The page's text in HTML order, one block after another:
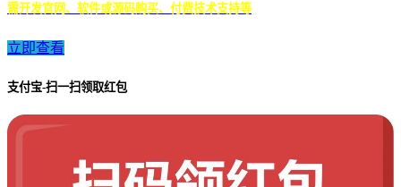
需开发官网、软件或源码购买、付费技术支持等
立即查看
支付宝-扫一扫领取红包